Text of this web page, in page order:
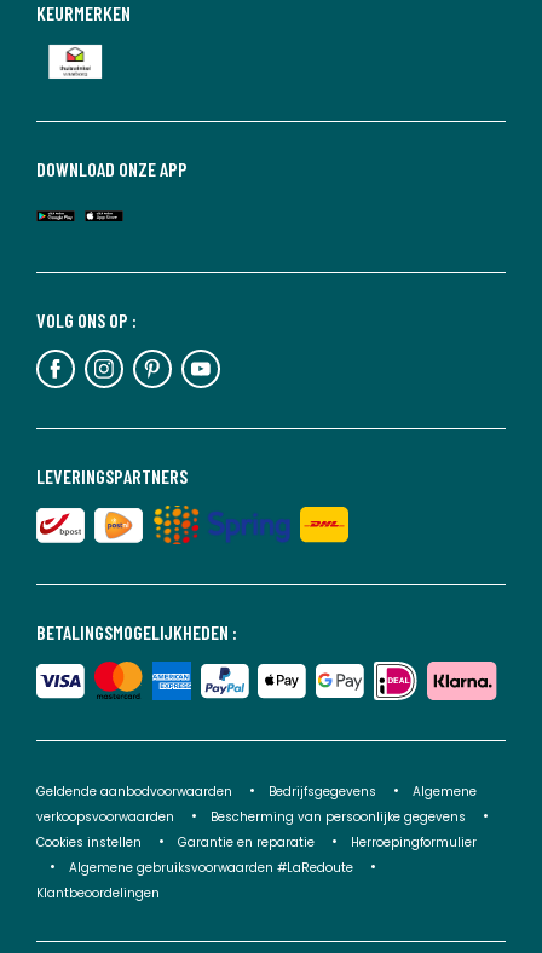
BETALINGSMOGELIJKHEDEN :
LEVERINGSPARTNERS
VOLG ONS OP :
DOWNLOAD ONZE APP
KEURMERKEN
Geldende aanbodvoorwaarden Bedrijfsgegevens
Algemene
verkoopsvoorwaarden
Bescherming van persoonlijke gegevens
Cookies instellen
Garantie en reparatie
Herroepingformulier
Algemene gebruiksvoorwaarden #LaRedoute
Klantbeoordelingen